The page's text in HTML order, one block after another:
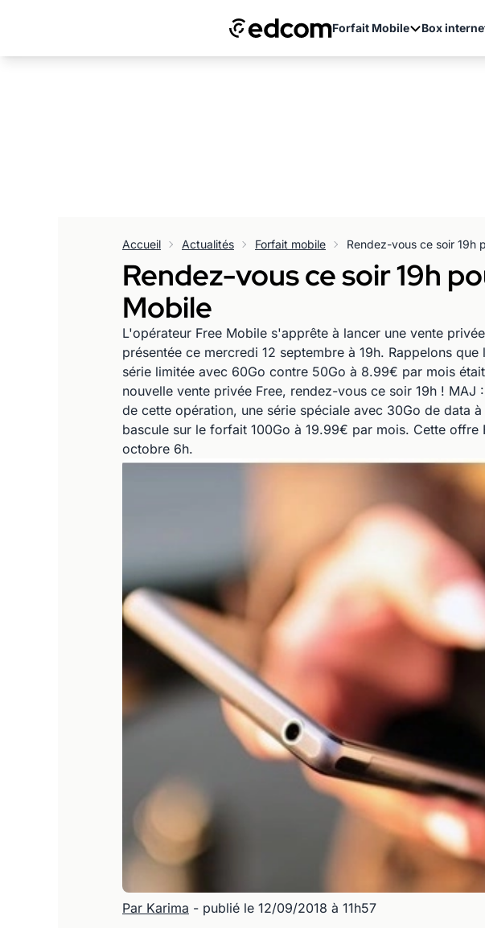
Forfait Mobile Box
Accueil Actualités Forfait mobile
Rendez-vous ce soir 19h
Mobile
L'opérateur Free Mobile s'apprête à lancer une vente
présentée ce mercredi 12 septembre à 19h. Rappelons
série limitée avec 60Go contre 50Go à 8.99€ par mois
nouvelle vente privée Free, rendez-vous ce soir 19h !
de cette opération, une série spéciale avec 30Go de data
bascule sur le forfait 100Go à 19.99€ par mois. Cette
octobre 6h.
Par Karima - publié le 12/09/2018 à 11h57